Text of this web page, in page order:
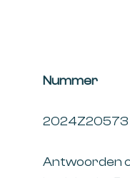
Nummer
2024Z20573
Antwoorden